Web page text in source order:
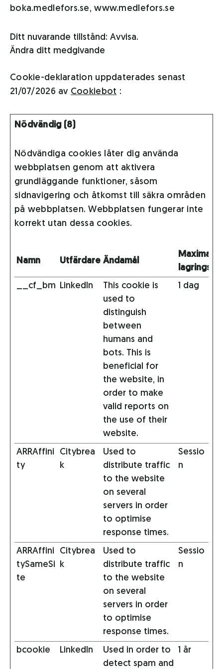
boka.medlefors.se, www.medlefors.se
Ditt nuvarande tillstånd: Avvisa.
Ändra ditt medgivande
Cookie-deklaration uppdaterades senast
21/07/2026 av Cookiebot :
Nödvändig (8)
Nödvändiga cookies låter dig använda
webbplatsen genom att aktivera
grundläggande funktioner, såsom
sidnavigering och åtkomst till säkra områden
på webbplatsen. Webbplatsen fungerar inte
korrekt utan dessa cookies.
Namn Utfärdare Ändamål
Maximal
lagringstid
__cf_bm LinkedIn
This cookie is
used to
distinguish
between
humans and
bots. This is
beneficial for
the website, in
order to make
valid reports on
the use of their
website.
1 dag
ARRAffini
ty
Citybrea
k
Used to
distribute traffic
to the website
on several
servers in order
to optimise
response times.
Sessio
n
ARRAffini
tySameSi
te
Citybrea
k
Used to
distribute traffic
to the website
on several
servers in order
to optimise
response times.
Sessio
n
bcookie LinkedIn
Used in order to
detect spam and
1 år